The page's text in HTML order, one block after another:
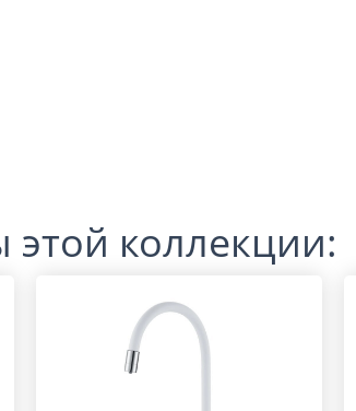
этой коллекции: